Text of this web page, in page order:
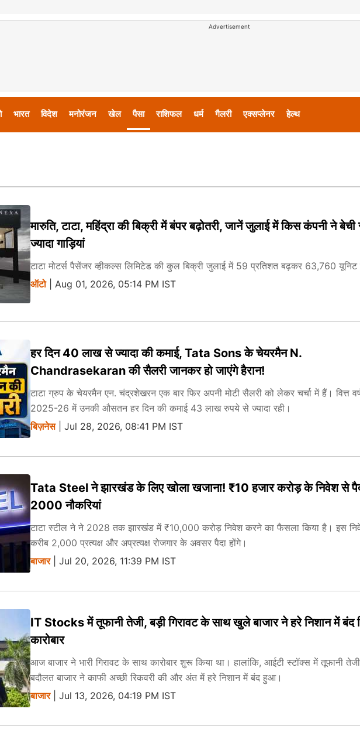
Advertisement
भारत विदेश मनोरंजन खेल पैसा राशिफल धर्म गैलरी एक्सप्लेनर हेल्थ
मारुति, टाटा, महिंद्रा की बिक्री में बंपर बढ़ोतरी, जानें जुलाई में किस कंपनी ने
ज्यादा गाड़ियां
टाटा मोटर्स पैसेंजर व्हीकल्स लिमिटेड की कुल बिक्री जुलाई में 59 प्रतिशत बढ़कर 63,760 यूनिट
ऑटो| Aug 01, 2026, 05:14 PM IST
हर दिन 40 लाख से ज्यादा की कमाई, Tata Sons के चेयरमैन N.
Chandrasekaran की सैलरी जानकर हो जाएंगे हैरान!
टाटा ग्रुप के चेयरमैन एन. चंद्रशेखरन एक बार फिर अपनी मोटी सैलरी को लेकर चर्चा में हैं। वित्त
2025-26 में उनकी औसतन हर दिन की कमाई 43 लाख रुपये से ज्यादा रही।
बिज़नेस| Jul 28, 2026, 08:41 PM IST
Tata Steel ने झारखंड के लिए खोला खजाना! ₹10 हजार करोड़ के निवेश से
2000 नौकरियां
टाटा स्टील ने ने 2028 तक झारखंड में ₹10,000 करोड़ निवेश करने का फैसला किया है। इस
करीब 2,000 प्रत्यक्ष और अप्रत्यक्ष रोजगार के अवसर पैदा होंगे।
बाजार| Jul 20, 2026, 11:39 PM IST
IT Stocks में तूफानी तेजी, बड़ी गिरावट के साथ खुले बाजार ने हरे निशान में बंद
कारोबार
आज बाजार ने भारी गिरावट के साथ कारोबार शुरू किया था। हालांकि, आईटी स्टॉक्स में तूफानी
बदौलत बाजार ने काफी अच्छी रिकवरी की और अंत में हरे निशान में बंद हुआ।
बाजार| Jul 13, 2026, 04:19 PM IST